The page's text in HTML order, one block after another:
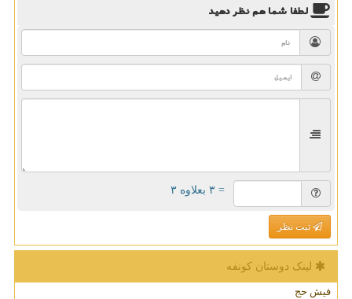
لطفا شما همنظر دهید
= ۳ بعلاوه ۳
ثبت نظر
لینک دوستان كونفه
فیش حج